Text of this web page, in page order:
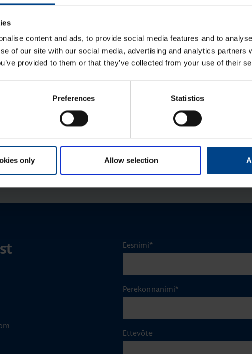
content and ads, to provide social media features and to
of our site with our social media, advertising and analytics partners
provided to them or that they’ve collected from your use of their
Preferences Statistics
only Allow selection
PE-ter­mi­nal, Mini Gamma, 7 ühen­
dus­kohta, 63A, rohe­line
Tootekood: GZ07E
Eesnimi*
Perekonnanimi*
Ettevõte